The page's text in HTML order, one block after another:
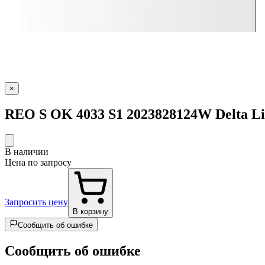
×
REO S OK 4033 S1 2023828124W Delta
В наличии
Цена по запросу
Запросить цену
В корзину
Сообщить об ошибке
Сообщить об ошибке